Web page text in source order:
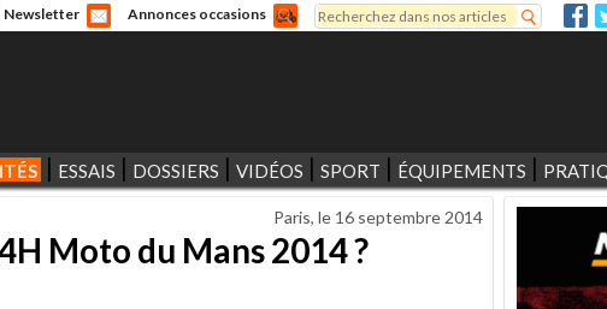
Newsletter Annonces occasions
Formulaire de recherche
Rechercher
ESSAIS DOSSIERS VIDÉOS SPORT ÉQUIPEMENTS
Paris, le 16 septembre 2014
Moto du Mans 2014 ?